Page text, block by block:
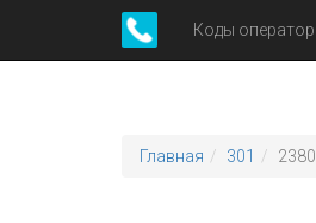
Коды
Главная 301 2380